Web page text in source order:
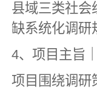
县域三类社会
缺系统化调研
4、项目主旨
项目围绕调研